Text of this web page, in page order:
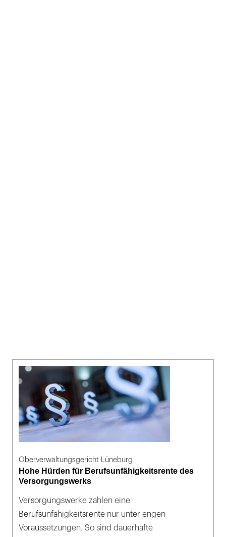
Oberverwaltungsgericht Lüneburg
Hohe Hürden für Berufsunfähigkeitsrente des
Versorgungswerks
Versorgungswerke zahlen eine
Berufsunfähigkeitsrente nur unter engen
Voraussetzungen. So sind dauerhafte